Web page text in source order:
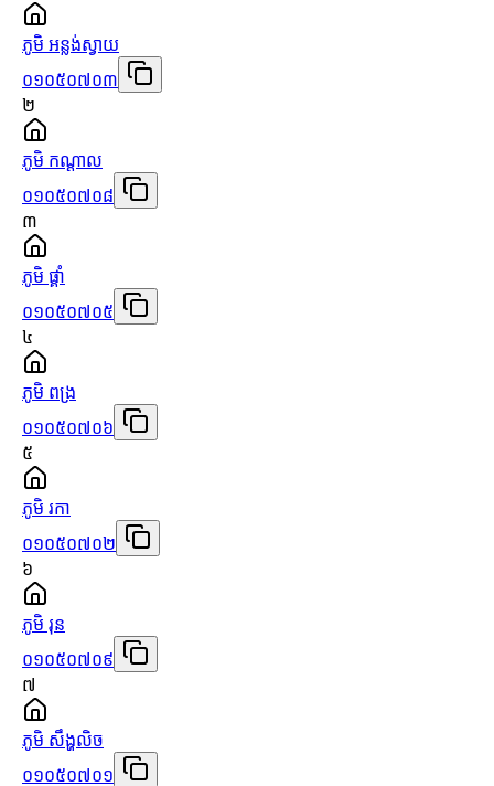
ភូមិ អន្លង់ស្វាយ
០១០៥០៧០៣
២
ភូមិ កណ្ដាល
០១០៥០៧០៨
៣
ភូមិ ផ្គាំ
០១០៥០៧០៥
៤
ភូមិ ពង្រ
០១០៥០៧០៦
៥
ភូមិ រកា
០១០៥០៧០២
៦
ភូមិ រុន
០១០៥០៧០៩
៧
ភូមិ សឹង្ហលិច
០១០៥០៧០១